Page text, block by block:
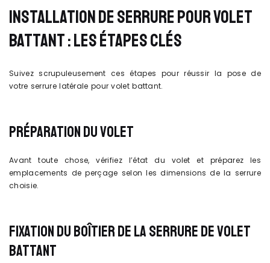
INSTALLATION DE SERRURE POUR VOLET
BATTANT : LES ÉTAPES CLÉS
Suivez scrupuleusement ces étapes pour réussir la pose de
votre serrure latérale pour volet battant.
PRÉPARATION DU VOLET
Avant toute chose, vérifiez l’état du volet et préparez les
emplacements de perçage selon les dimensions de la serrure
choisie.
FIXATION DU BOÎTIER DE LA SERRURE DE VOLET
BATTANT